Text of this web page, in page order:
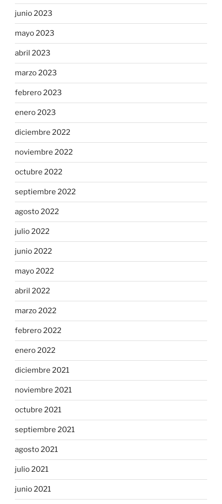
junio 2023
mayo 2023
abril 2023
marzo 2023
febrero 2023
enero 2023
diciembre 2022
noviembre 2022
octubre 2022
septiembre 2022
agosto 2022
julio 2022
junio 2022
mayo 2022
abril 2022
marzo 2022
febrero 2022
enero 2022
diciembre 2021
noviembre 2021
octubre 2021
septiembre 2021
agosto 2021
julio 2021
junio 2021